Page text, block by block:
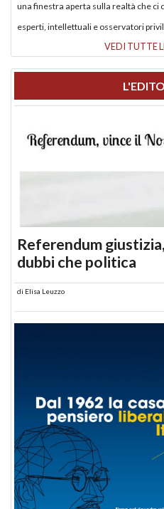
una finestra aperta sulla realtà che
esperti, intellettuali e osservatori
VEDI TUTTE
Referendum
dubbi che politica
di Elisa Leuzzo